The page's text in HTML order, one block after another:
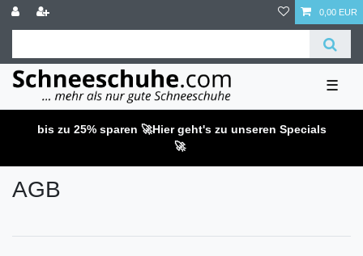
0,00 EUR
☰
bis zu 25% sparen 🚀Hier geht's zu unseren Specials
🚀
AGB